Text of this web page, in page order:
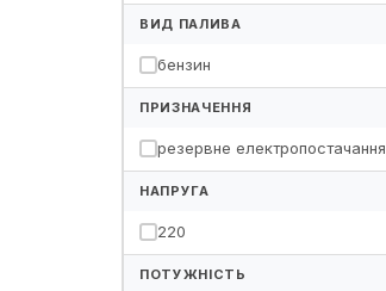
ВИД ПАЛИВА
бензин
ПРИЗНАЧЕННЯ
резервне електропостачання
НАПРУГА
220
ПОТУЖНІСТЬ